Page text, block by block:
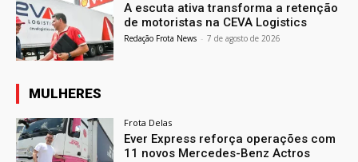
A escuta ativa transforma a retenção
de motoristas na CEVA Logistics
Redação Frota News - 7 de agosto de 2026
MULHERES
Frota Delas
Ever Express reforça operações com
11 novos Mercedes-Benz Actros